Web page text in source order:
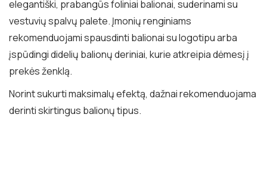
elegantiški, prabangūs foliniai balionai, suderinami su
vestuvių spalvų palete. Įmonių renginiams
rekomenduojami spausdinti balionai su logotipu arba
įspūdingi didelių balionų deriniai, kurie atkreipia dėmesį į
prekės ženklą.
Norint sukurti maksimalų efektą, dažnai rekomenduojama
derinti skirtingus balionų tipus.